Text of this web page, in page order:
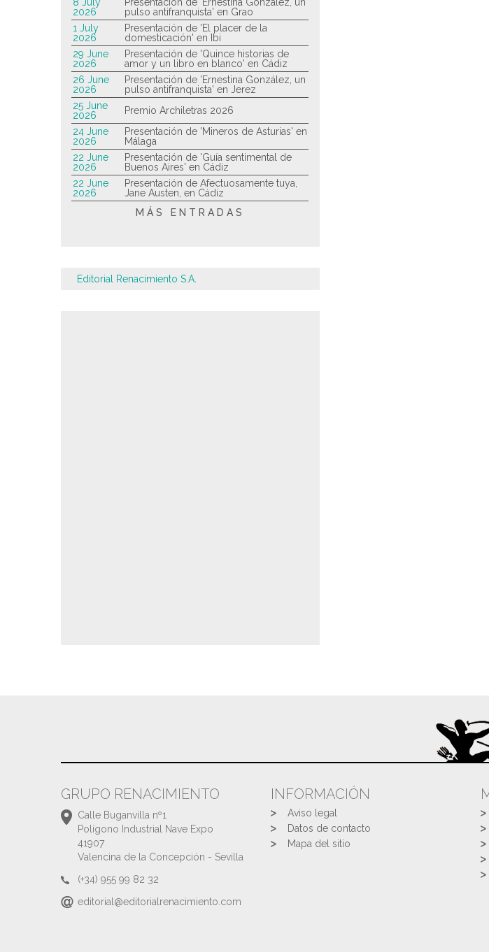
2026
pulso antifranquista' en Grao
1 July
2026
Presentación de 'El placer de la
domesticación' en Ibi
29 June
2026
Presentación de 'Quince historias de
amor y un libro en blanco' en Cádiz
26 June
2026
Presentación de 'Ernestina González, un
pulso antifranquista' en Jerez
25 June
2026
Premio Archiletras 2026
24 June
2026
Presentación de 'Mineros de Asturias' en
Málaga
22 June
2026
Presentación de 'Guía sentimental de
Buenos Aires' en Cádiz
22 June
2026
Presentación de Afectuosamente tuya,
Jane Austen, en Cádiz
MÁS ENTRADAS
Editorial Renacimiento S.A.
GRUPO RENACIMIENTO
Calle Buganvilla nº1
Polígono Industrial Nave Expo
41907
Valencina de la Concepción - Sevilla
(+34) 955 99 82 32
editorial@editorialrenacimiento.com
INFORMACIÓN
Aviso legal
Datos de contacto
Mapa del sitio